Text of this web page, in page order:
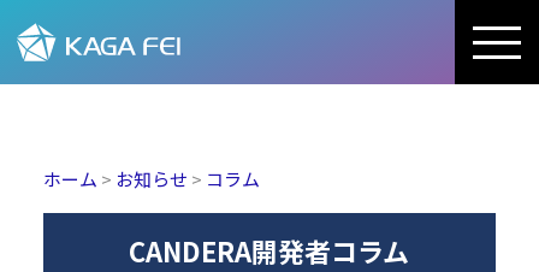
ホーム > お知らせ > コラム
CANDERA開発者コラム